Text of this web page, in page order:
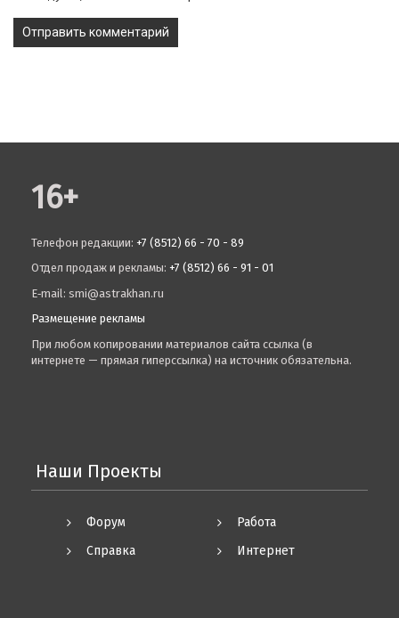
16+
Телефон редакции: +7 (8512) 66 - 70 - 89
Отдел продаж и рекламы: +7 (8512) 66 - 91 - 01
E‑mail: smi@astrakhan.ru
Размещение рекламы
При любом копировании материалов сайта ссылка (в
интернете — прямая гиперссылка) на источник обязательна.
Наши Проекты
Форум
Работа
Справка
Интернет